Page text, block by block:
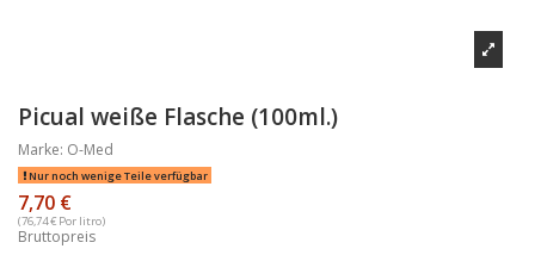
Picual weiße Flasche (100ml.)
Marke: O-Med
Nur noch wenige Teile verfügbar
7,70 €
(76,74 € Por litro)
Bruttopreis